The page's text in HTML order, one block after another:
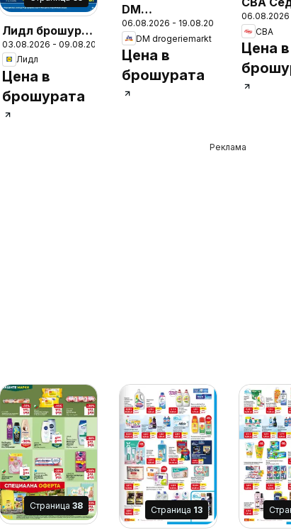
Лидл брошура
- Вкусни
моменти край
грила
03.08.2026 - 09.08.2026
Лидл
Цена в
брошурата
DM
drogeriemarkt
брошура
06.08.2026 - 19.08.2026
DM drogeriemarkt
Цена в
брошурата
06.08.2026
CBA
Цена в
Реклама
Cтраница 38 Cтраница 13